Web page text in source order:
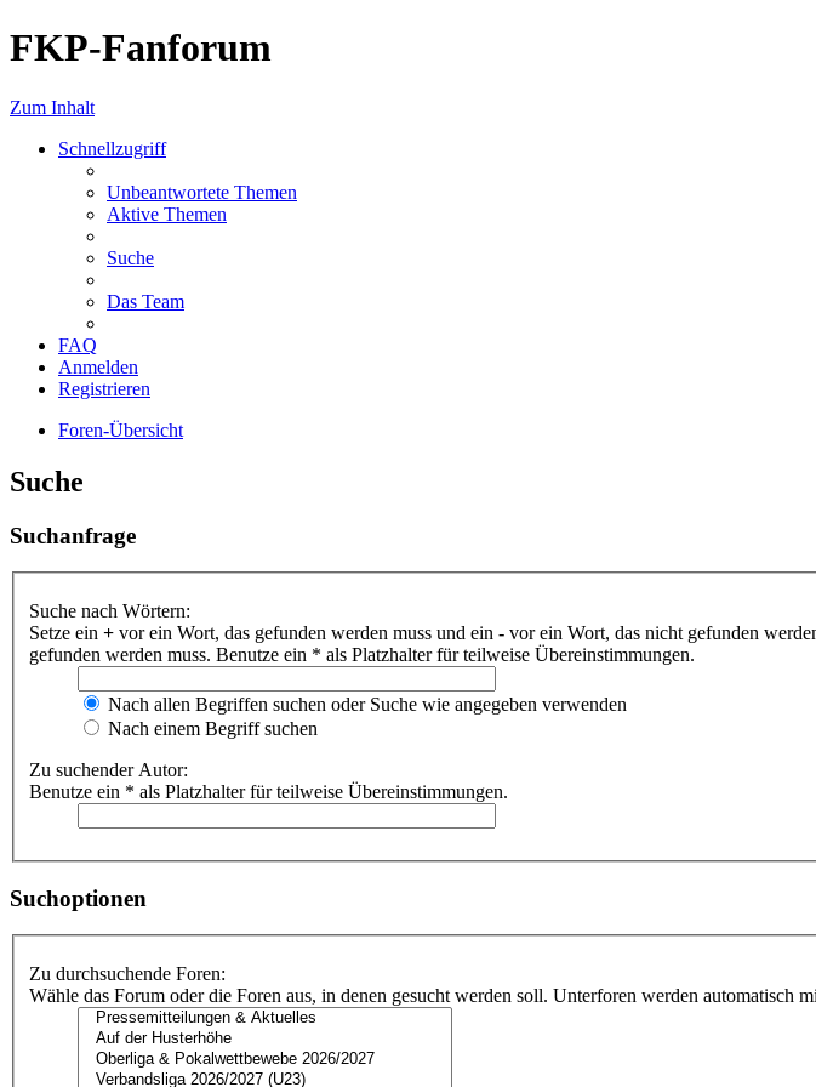
FKP-Fanforum
Zum Inhalt
Schnellzugriff
Unbeantwortete Themen
Aktive Themen
Suche
Das Team
FAQ
Anmelden
Registrieren
Foren-Übersicht
Suche
Suchanfrage
Suche nach Wörtern:
Setze ein + vor ein Wort, das gefunden werden muss und ein - vor ein Wort, das nicht gefunden
gefunden werden muss. Benutze ein * als Platzhalter für teilweise Übereinstimmungen.
Nach allen Begriffen suchen oder Suche wie angegeben verwenden
Nach einem Begriff suchen
Zu suchender Autor:
Benutze ein * als Platzhalter für teilweise Übereinstimmungen.
Suchoptionen
Zu durchsuchende Foren:
Wähle das Forum oder die Foren aus, in denen gesucht werden soll. Unterforen werden